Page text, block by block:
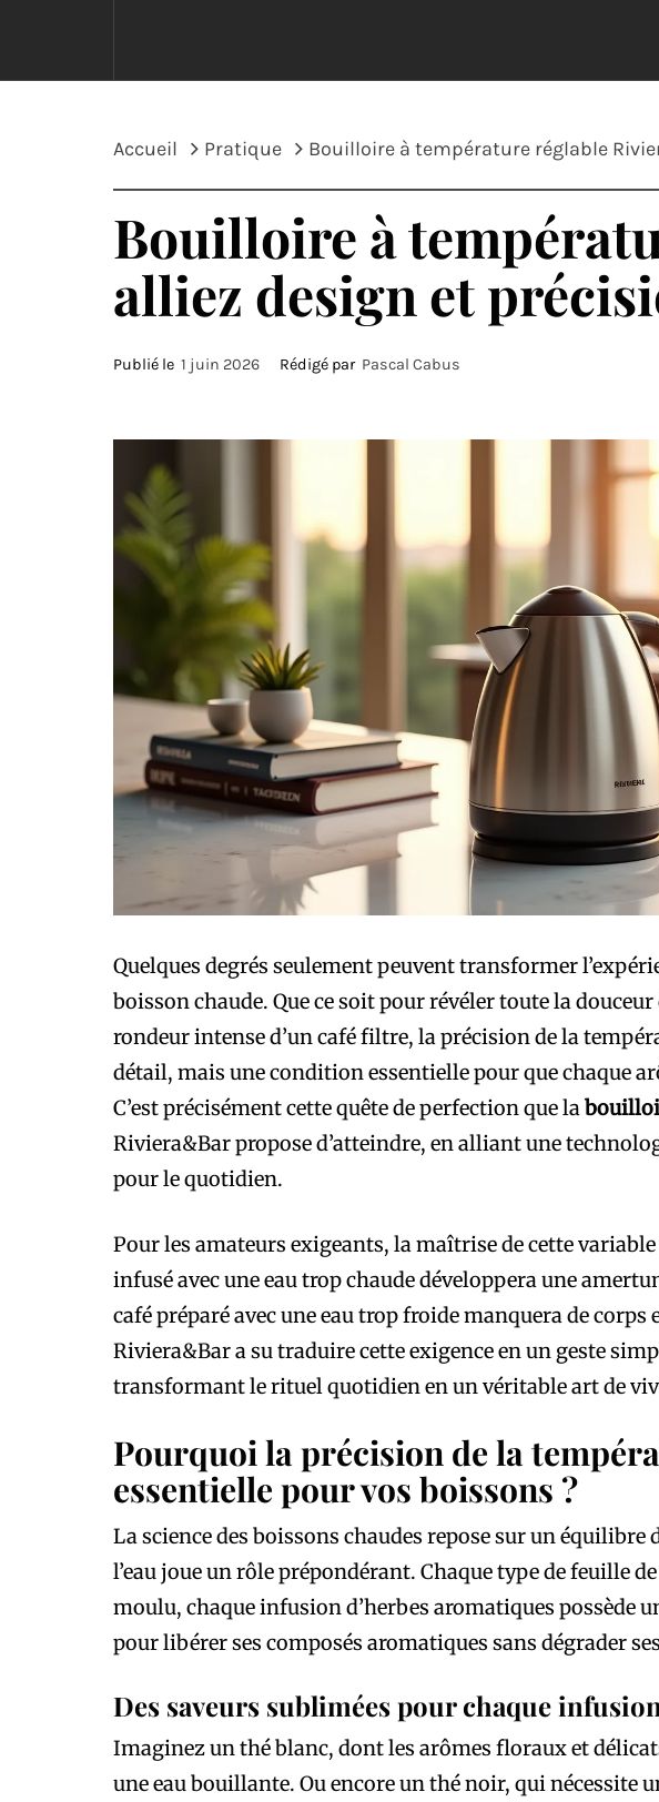
Accueil Pratique Bouilloire à température réglable
Bouilloire à
alliez design et
Publié le 1 juin 2026 Rédigé par Pascal Cabus
Quelques degrés seulement peuvent transformer
boisson chaude. Que ce soit pour révéler toute la
rondeur intense d’un café filtre, la précision de la
détail, mais une condition essentielle pour que chaque
C’est précisément cette quête de perfection que la
Riviera&Bar propose d’atteindre, en alliant une
pour le quotidien.
Pour les amateurs exigeants, la maîtrise de cette
infusé avec une eau trop chaude développera une
café préparé avec une eau trop froide manquera de corps
Riviera&Bar a su traduire cette exigence en un geste
transformant le rituel quotidien en un véritable art de
Pourquoi la précision de la
essentielle pour vos boissons ?
La science des boissons chaudes repose sur un
l’eau joue un rôle prépondérant. Chaque type de feuille
moulu, chaque infusion d’herbes aromatiques possède
pour libérer ses composés aromatiques sans dégrader
Des saveurs sublimées pour chaque infusion
Imaginez un thé blanc, dont les arômes floraux et
une eau bouillante. Ou encore un thé noir, qui nécessite